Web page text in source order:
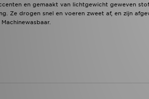
en gemaakt van lichtgewicht geweven
Ze drogen snel en voeren zweet af, en zijn